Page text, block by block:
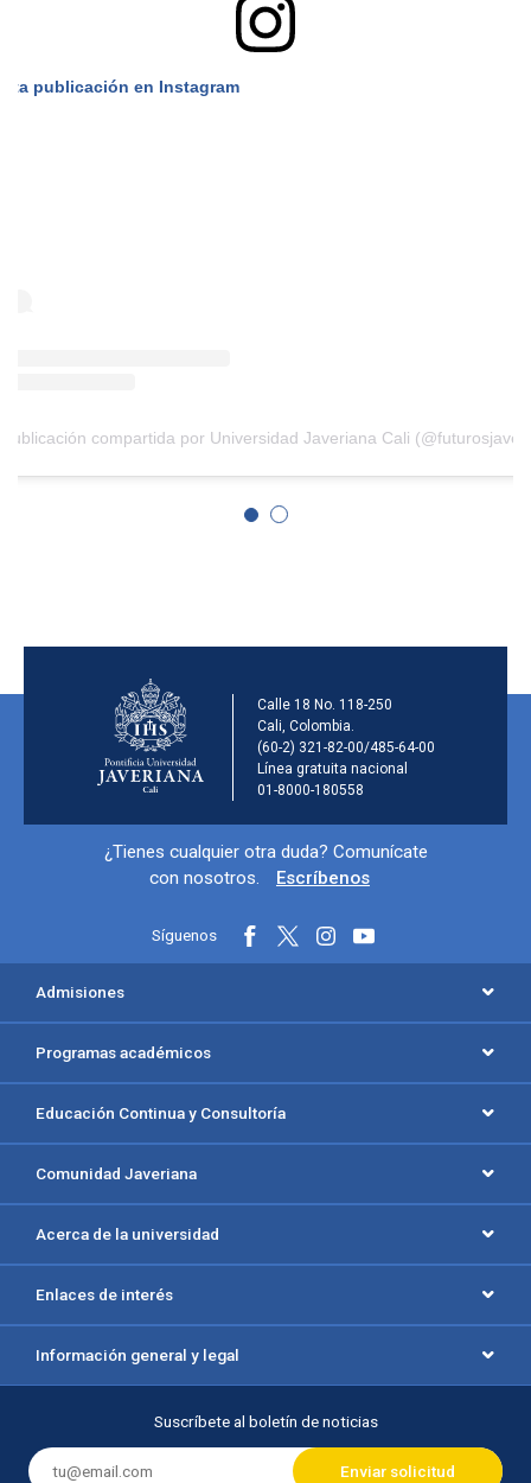
publicación en Instagram
Información de la
Calle 18 No. 118-250
Cali, Colombia.
(60-2) 321-82-00/485-64-00
Línea gratuita nacional
01-8000-180558
Información y redes sociales
¿Tienes cualquier otra duda? Comunícate
con nosotros.
Escríbenos
Síguenos
Menú principal del footer
Admisiones
Programas académicos
Educación Continua y Consultoría
Comunidad Javeriana
Acerca de la universidad
Enlaces de interés
Información general y legal
Suscríbete al boletín de noticias